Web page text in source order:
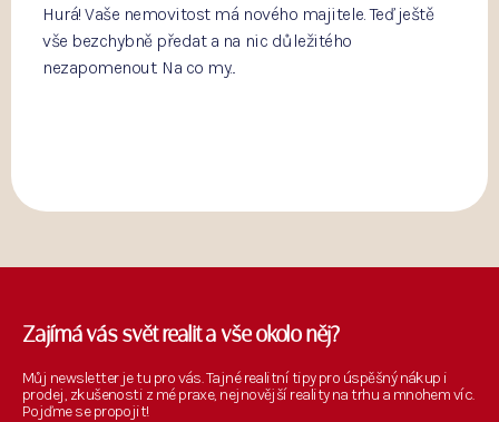
Hurá! Vaše nemovitost má nového majitele. Teď ještě
vše bezchybně předat a na nic důležitého
nezapomenout. Na co my...
Zajímá vás svět realit a vše okolo něj?
Můj newsletter je tu pro vás. Tajné realitní tipy pro úspěšný nákup i
prodej, zkušenosti z mé praxe, nejnovější reality na trhu a mnohem víc.
Pojďme se propojit!